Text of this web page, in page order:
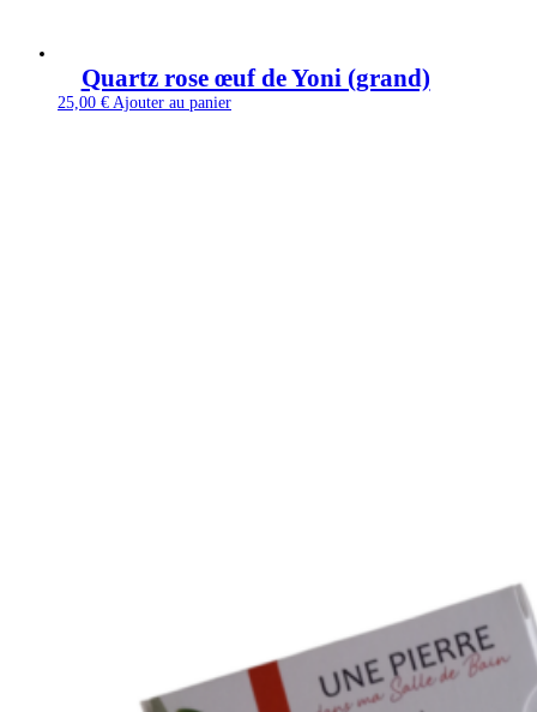
Quartz rose œuf de Yoni (grand)
25,00 € Ajouter au panier